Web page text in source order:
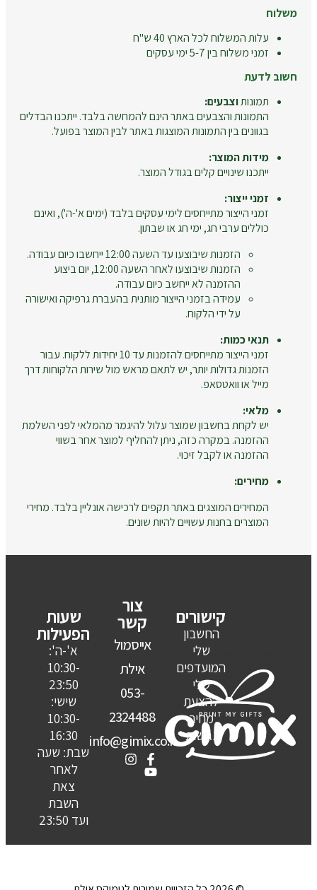
משלוח
עלות המשלוח לכל הארץ 40 ש"ח
זמני משלוח בין 5-7 ימי עסקים
חשוב לדעת
תמונותוצבעים:
התמונות והצבעים באתר הינם להמחשה בלבד. ייתכנו הבדלים
בגוונים בין התמונות המוצגות באתר לבין המוצר בפועל.
מידות המוצר:
ייתכנו שינויים קלים בגודל המוצר.
זמני ייצור:
זמני הייצור מתייחסים לימי עסקים בלבד (ימים א'-ה'), ואינם
כוללים ערבי חג, ימי חג או שבתון.
הזמנות שיבוצעו עד השעה 12:00 ייחשבו כיום עבודה.
הזמנות שיבוצעו לאחר השעה 12:00, יום ביצוע
ההזמנה לא ייחשב כיום עבודה.
עמידה בזמני הייצור מותנית בהעברת גרפיקה ואישורה
על ידי הלקוח.
תנאי כמות:
זמני הייצור מתייחסים להזמנות עד 10 יחידות ללקוח. עבור
הזמנות גדולות יותר, יש לתאם מראש מול שירות הלקוחות דרך
מייל או וואטסאפ.
מלאי:
יש לקחת בחשבון שמוצר עלול להיגמר מהמלאי לפני השלמת
ההזמנה. במקרה כזה, ניתן להחליף למוצר אחר בשווי
ההזמנה או לקבל זיכוי.
מחירים:
המחירים המוצגים באתר תקפים לרכישה אונליין בלבד. מחירי
המוצרים בחנות עשויים להיות שונים.
קישורים
החשבון
שלי
המועדפים
שלי
להצעת
מחיר
נגישות
צור
קשר
אייסמול
אילת
053-
2324488
info@gimix.co.il
שעות
הפעילות
א'-ה':
10:30-
23:50
שישי:
10:30-
16:30
שבת: שעה
לאחר
צאת
השבת
ועד 23:50